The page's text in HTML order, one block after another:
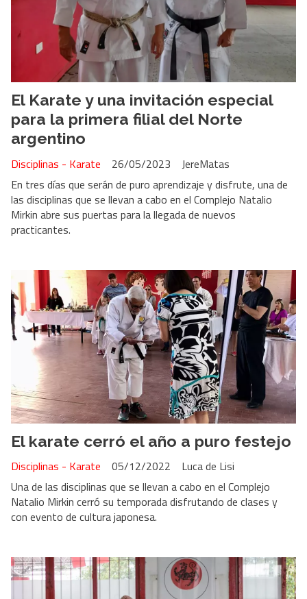
El Karate y una invitación especial
para la primera filial del Norte
argentino
JereMatas
Disciplinas - Karate
26/05/2023
En tres días que serán de puro aprendizaje y disfrute, una de
las disciplinas que se llevan a cabo en el Complejo Natalio
Mirkin abre sus puertas para la llegada de nuevos
practicantes.
El karate cerró el año a puro festejo
Luca de Lisi
Disciplinas - Karate
05/12/2022
Una de las disciplinas que se llevan a cabo en el Complejo
Natalio Mirkin cerró su temporada disfrutando de clases y
con evento de cultura japonesa.